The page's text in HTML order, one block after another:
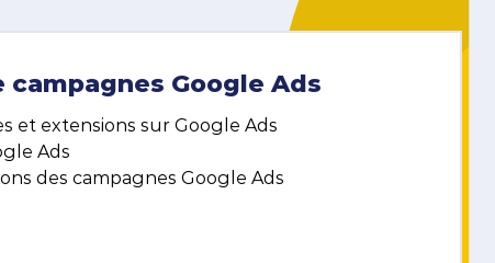
Google Ads
et extensions sur Google Ads
Ads
des campagnes Google Ads